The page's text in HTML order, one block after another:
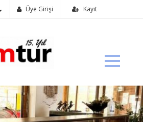
Üye Girişi Kayıt